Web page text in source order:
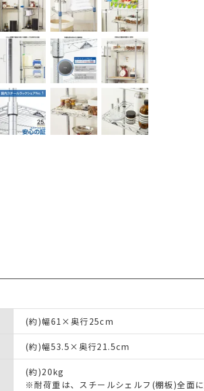
(約)幅61×奥行25cm
(約)幅53.5×奥行21.5cm
(約)20kg
※耐荷重は、スチールシェルフ(棚板)全面